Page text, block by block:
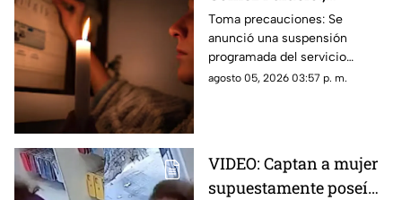
interés público.
¿Cuándo será? Revisa
si tu colonia está en la
lista AQUÍ
Toma precauciones: Se
anunció una suspensión
programada del servicio
nocturno que afectará a
agosto 05, 2026 03:57 p. m.
VIDEO: Captan a mujer
supuestamente poseída